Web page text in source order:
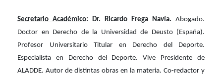
Secretario Académico: Dr. Ricardo Frega Navía. Abogado.
Doctor en Derecho de la Universidad de Deusto (España).
Profesor Universitario Titular en Derecho del Deporte.
Especialista en Derecho del Deporte. Vive Presidente de
ALADDE. Autor de distintas obras en la materia. Co-redactor y